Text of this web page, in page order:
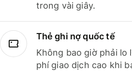
trong vài giây.
Thẻ ghi nợ quốc tế
Không bao giờ phải lo
phí giao dịch cao khi